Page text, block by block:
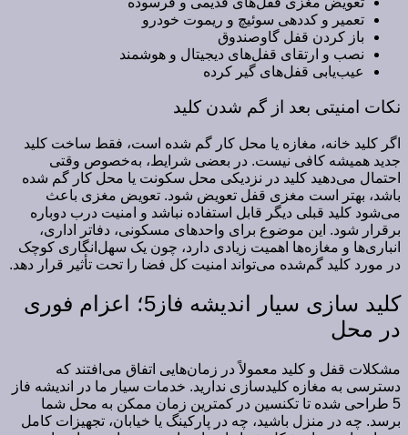
تعمیر و کددهی سوئیچ و ریموت خودرو
باز کردن قفل گاوصندوق
نصب و ارتقای قفل‌های دیجیتال و هوشمند
عیب‌یابی قفل‌های گیر کرده
نکات امنیتی بعد از گم شدن کلید
اگر کلید خانه، مغازه یا محل کار گم شده است، فقط ساخت کلید
جدید همیشه کافی نیست. در بعضی شرایط، به‌خصوص وقتی
احتمال می‌دهید کلید در نزدیکی محل سکونت یا محل کار گم شده
باشد، بهتر است مغزی قفل تعویض شود. تعویض مغزی باعث
می‌شود کلید قبلی دیگر قابل استفاده نباشد و امنیت درب دوباره
برقرار شود. این موضوع برای واحدهای مسکونی، دفاتر اداری،
انباری‌ها و مغازه‌ها اهمیت زیادی دارد، چون یک سهل‌انگاری کوچک
در مورد کلید گم‌شده می‌تواند امنیت کل فضا را تحت تأثیر قرار دهد.
کلید سازی سیار اندیشه فاز5؛ اعزام فوری
در محل
مشکلات قفل و کلید معمولاً در زمان‌هایی اتفاق می‌افتند که
دسترسی به مغازه کلیدسازی ندارید. خدمات سیار ما در اندیشه فاز
5 طراحی شده تا تکنسین در کمترین زمان ممکن به محل شما
برسد. چه در منزل باشید، چه در پارکینگ یا خیابان، تجهیزات کامل